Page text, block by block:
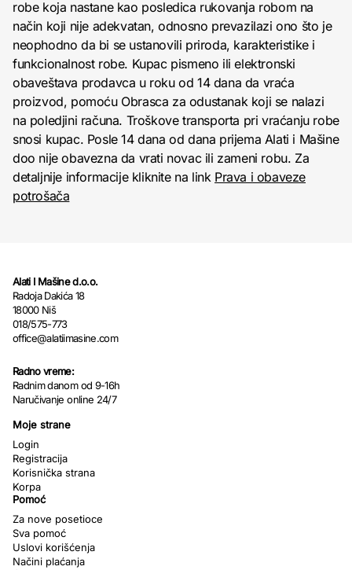
robe koja nastane kao posledica rukovanja robom na
način koji nije adekvatan, odnosno prevazilazi ono što je
neophodno da bi se ustanovili priroda, karakteristike i
funkcionalnost robe. Kupac pismeno ili elektronski
obaveštava prodavca u roku od 14 dana da vraća
proizvod, pomoću Obrasca za odustanak koji se nalazi
na poledjini računa. Troškove transporta pri vraćanju robe
snosi kupac. Posle 14 dana od dana prijema Alati i Mašine
doo nije obavezna da vrati novac ili zameni robu. Za
detaljnije informacije kliknite na link Prava i obaveze
potrošača
Alati I Mašine d.o.o.
Radoja Dakića 18
18000 Niš
018/575-773
office@alatiimasine.com
Radno vreme:
Radnim danom od 9-16h
Naručivanje online 24/7
Moje strane
Login
Registracija
Korisnička strana
Korpa
Pomoć
Za nove posetioce
Sva pomoć
Uslovi korišćenja
Načini plaćanja